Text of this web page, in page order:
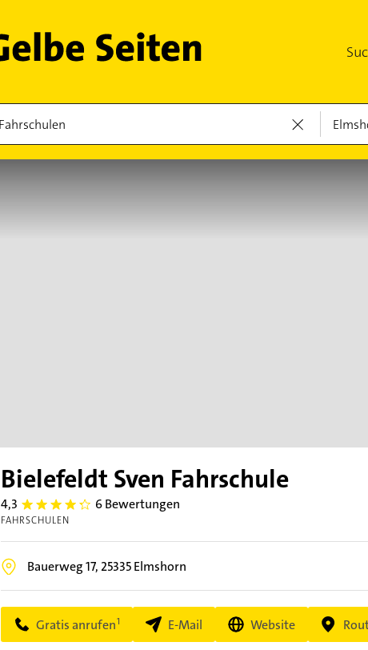
Bielefeldt Sven Fahrschule
4,3 4.3 6 Bewertungen
FAHRSCHULEN
Bauerweg 17, 25335Elmshorn
Gratis anrufen E-Mail Website